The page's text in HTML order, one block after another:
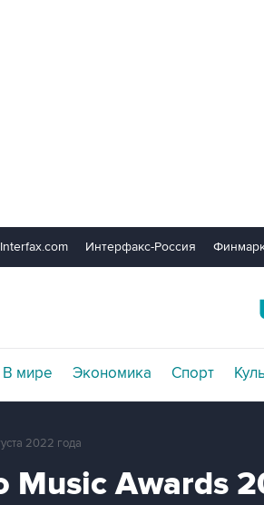
Interfax.com Интерфакс-Россия
В мире Экономика Спорт
2022 года
Music Awards